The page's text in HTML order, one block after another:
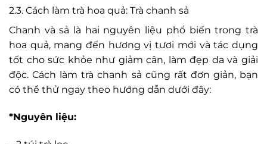
2.3. Cách làm trà hoa quả: Trà chanh sả
Chanh và sả là hai nguyên liệu phổ biến trong trà
hoa quả, mang đến hương vị tươi mới và tác dụng
tốt cho sức khỏe như giảm cân, làm đẹp da và giải
độc. Cách làm trà chanh sả cũng rất đơn giản, bạn
có thể thử ngay theo hướng dẫn dưới đây:
*Nguyên liệu: